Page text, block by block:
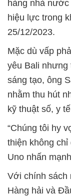
hàng nhà
hiệu lực trong
25/12/2023.
Mặc dù vấp
yêu Bali nhưng
sáng tạo, ông
nhằm thu hút
kỹ thuật số, y
“Chúng tôi hy
thiện không chỉ
Uno nhấn
Với chính sách
Hàng hải và